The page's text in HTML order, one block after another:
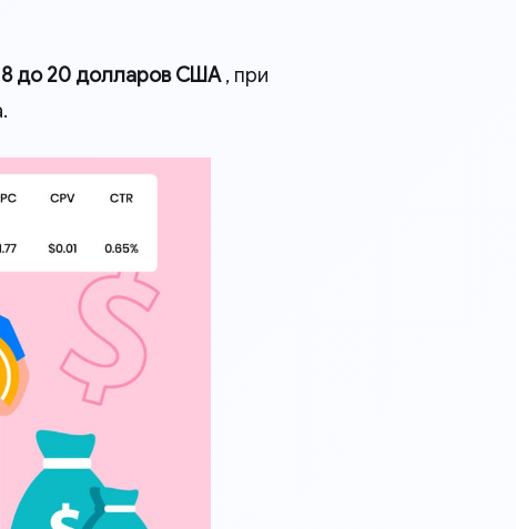
8 до 20 долларов США, при